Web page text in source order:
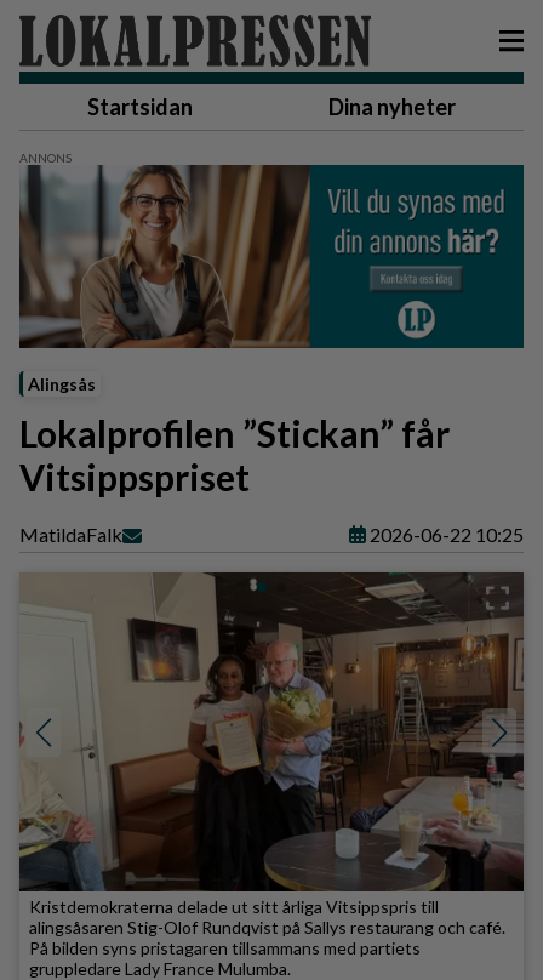
Startsidan Dina nyheter
Alingsås
Lokalprofilen ”Stickan” får
Vitsippspriset
MatildaFalk 2026-06-22 10:25
Kristdemokraterna delade ut sitt årliga Vitsippspris till
alingsåsaren Stig-Olof Rundqvist på Sallys restaurang och café.
På bilden syns pristagaren tillsammans med partiets
gruppledare Lady France Mulumba.